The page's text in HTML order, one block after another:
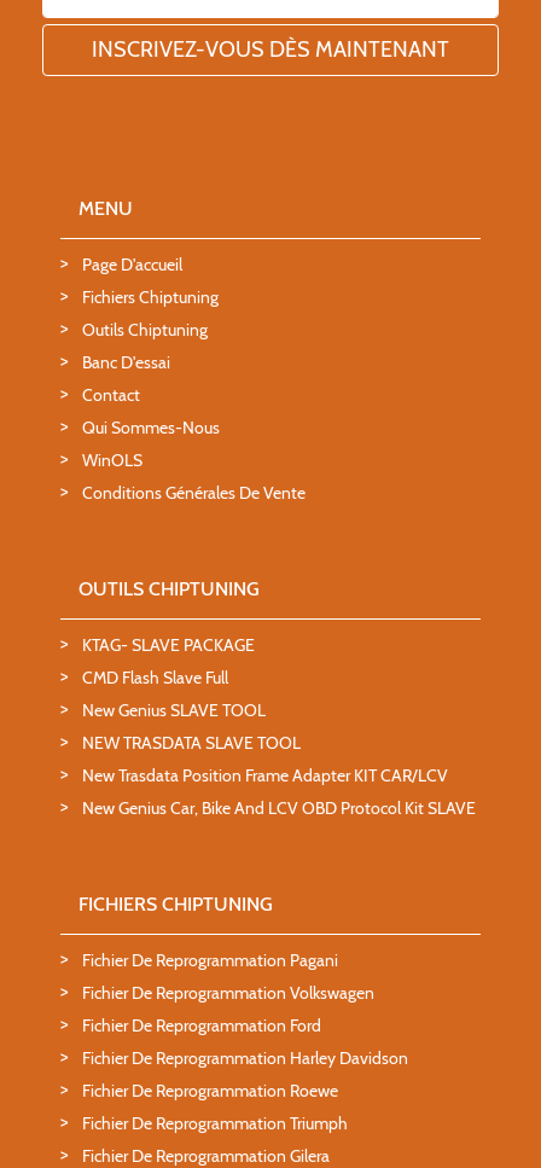
MENU
Page D'accueil
Fichiers Chiptuning
Outils Chiptuning
Banc D'essai
Contact
Qui Sommes-Nous
WinOLS
Conditions Générales De Vente
OUTILS CHIPTUNING
KTAG- SLAVE PACKAGE
CMD Flash Slave Full
New Genius SLAVE TOOL
NEW TRASDATA SLAVE TOOL
New Trasdata Position Frame Adapter KIT CAR/LCV
New Genius Car, Bike And LCV OBD Protocol Kit SLAVE
FICHIERS CHIPTUNING
Fichier De Reprogrammation Pagani
Fichier De Reprogrammation Volkswagen
Fichier De Reprogrammation Ford
Fichier De Reprogrammation Harley Davidson
Fichier De Reprogrammation Roewe
Fichier De Reprogrammation Triumph
Fichier De Reprogrammation Gilera